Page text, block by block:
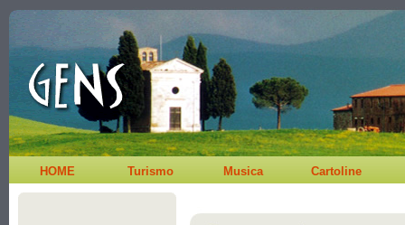
HOME Turismo Musica Cartoline